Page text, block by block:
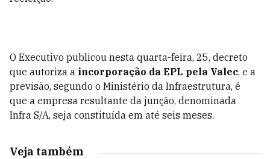
O Executivo publicou nesta quarta-feira, 25, decreto
que autoriza a incorporação da EPL pela Valec, e a
previsão, segundo o Ministério da Infraestrutura, é
que a empresa resultante da junção, denominada
Infra S/A, seja constituída em até seis meses.
Veja também